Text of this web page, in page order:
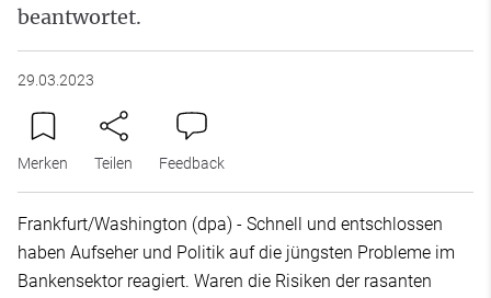
beantwortet.
29.03.2023
Merken Teilen Feedback
Frankfurt/Washington (dpa) - Schnell und entschlossen
haben Aufseher und Politik auf die jüngsten Probleme im
Bankensektor reagiert. Waren die Risiken der rasanten